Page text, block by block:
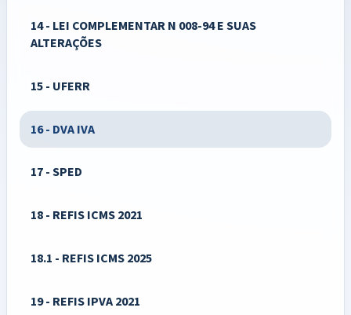
14 - LEI COMPLEMENTAR N 008-94 E SUAS
ALTERAÇÕES
15 - UFERR
16 - DVA IVA
17 - SPED
18 - REFIS ICMS 2021
18.1 - REFIS ICMS 2025
19 - REFIS IPVA 2021